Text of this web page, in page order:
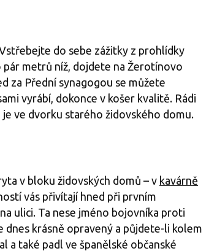
do sebe zážitky z prohlídky
pár metrů níž, dojdete na Žerotínovo
za Přední synagogou se můžete
vyrábí, dokonce v košer kvalitě. Rádi
ve dvorku starého židovského domu.
v bloku židovských domů – v kavárně
vás přivítají hned při prvním
ulici. Ta nese jméno bojovníka proti
krásně opravený a půjdete-li kolem
a také padl ve španělské občanské